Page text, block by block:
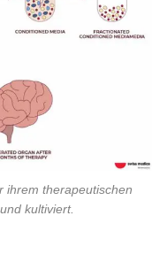
ihrem therapeutischen
kultiviert.